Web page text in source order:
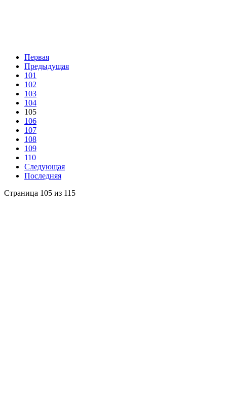
Первая
Предыдущая
101
102
103
104
105
106
107
108
109
110
Следующая
Последняя
Страница 105 из 115